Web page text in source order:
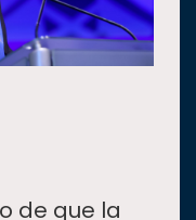
de que la